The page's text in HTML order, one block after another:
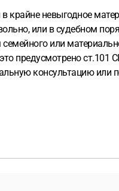
крайне невыгодное
или в судебном
или
предусмотрено ст.101
консультацию или